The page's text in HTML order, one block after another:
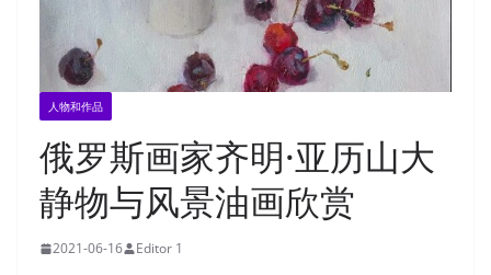
人物和作品
俄罗斯画家齐明·亚历山大
静物与风景油画欣赏
2021-06-16 Editor 1